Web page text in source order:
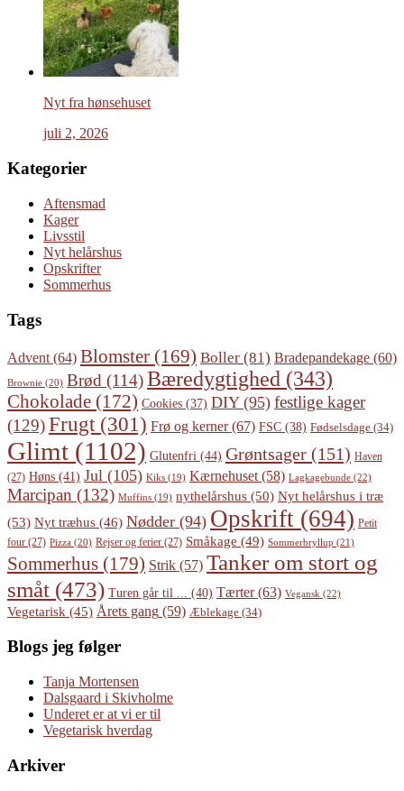
Nyt fra hønsehuset
juli 2, 2026
Kategorier
Aftensmad
Kager
Livsstil
Nyt helårshus
Opskrifter
Sommerhus
Tags
Advent (64) Blomster (169) Boller (81) Bradepandekage (60)
Brownie (20) Brød (114)Bæredygtighed (343)
Chokolade (172) Cookies (37) DIY(95) festlige kager
(129)Frugt(301) Frø og kerner(67) FSC (38) Fødselsdage (34)
Glimt (1102) Glutenfri (44) Grøntsager (151) Haven
(27) Høns (41) Jul (105) Kiks (19) Kærnehuset (58) Lagkagebunde (22)
Marcipan (132) Muffins (19) nythelårshus (50) Nyt helårshus i træ
(53) Nyt træhus (46) Nødder (94) Opskrift (694) Petit
four (27) Pizza (20) Rejser og ferier (27) Småkage (49) Sommerbryllup (21)
Sommerhus (179) Strik (57) Tanker om stort og
småt (473) Turen går til ... (40) Tærter(63) Vegansk (22)
Vegetarisk (45) Årets gang (59) Æblekage (34)
Blogs jeg følger
Tanja Mortensen
Dalsgaard i Skivholme
Underet er at vi er til
Vegetarisk hverdag
Arkiver